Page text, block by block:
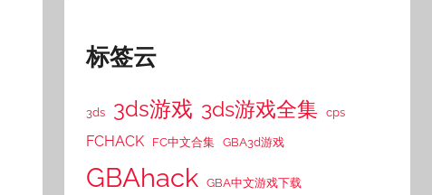
标签云
3ds 3ds游戏 3ds游戏全集 cps
FCHACK FC中文合集 GBA3d游戏
GBAhack GBA中文游戏下载